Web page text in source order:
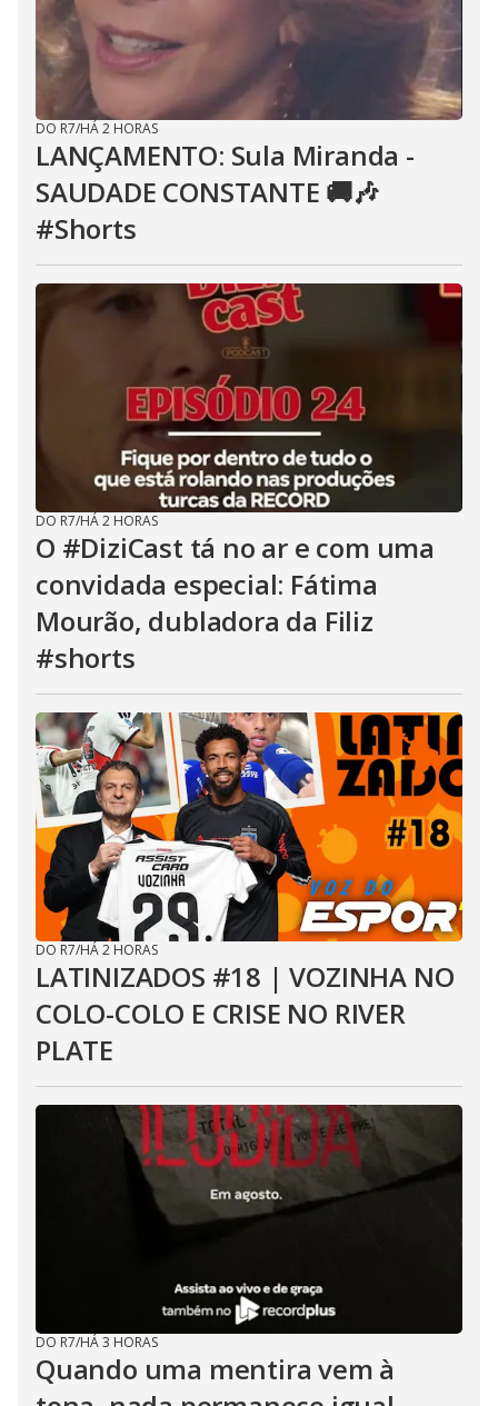
DO R7/HÁ 2 HORAS
LANÇAMENTO: Sula Miranda -
SAUDADE CONSTANTE 🚚🎶
#Shorts
DO R7/HÁ 2 HORAS
O #DiziCast tá no ar e com uma
convidada especial: Fátima
Mourão, dubladora da Filiz
#shorts
DO R7/HÁ 2 HORAS
LATINIZADOS #18 | VOZINHA NO
COLO-COLO E CRISE NO RIVER
PLATE
DO R7/HÁ 3 HORAS
Quando uma mentira vem à